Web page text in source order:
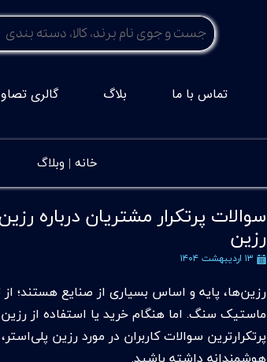
تماس با ما بلاگ گالری
خانه | وبلاگ
سوالات پرتکرار مشتریان درباره
رزین
۱۳ اردیبهشت ۱۴۰۴
رزین‌ها، پایه‌ و اساس بسیاری از صنایع
ماستیک سنگ. اما هنگام خرید یا استفاده از
پرتکرارترین سوالات کاربران در مورد رزین